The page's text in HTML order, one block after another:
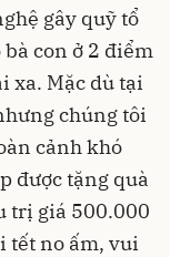
gây quỹ tổ
con ở 2 điểm
xa. Mặc dù tại
chúng tôi
cảnh khó
được tặng quà
trị giá 500.000
tết no ấm, vui